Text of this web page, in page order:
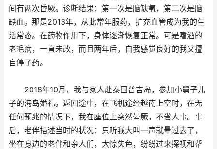
间有两次昏厥。诊断结果：第一次是脑缺氧，第二次是脑
缺血。那是2013年，从此常年服药，扩充血管成为我的生
活常态。在药物作用下，身体逐渐恢复正常。可是嗜酒的
老毛病，一直未改，而且两年后，自我感觉良好的我又擅
自停了药。
2018年10月，我与家人赴泰国普吉岛，参加小舅子儿
子的海岛婚礼。返回途中，在飞机途经越南上空时，在无
任何预兆的情况下，我在座位上突然晕厥，不省人事。事
后，老伴描述当时的状况：只听我大叫一声就晕过去了，
坐在身边的老伴和亲人们，大惊失色，纷纷过来探视和帮